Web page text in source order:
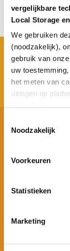
vergelijkbare
Local Storage
We gebruiken
(noodzakelijk),
gebruik van
uw
het meten van
uitingen op
Noodzakelijk
Voorkeuren
Statistieken
Marketing
2402 NR